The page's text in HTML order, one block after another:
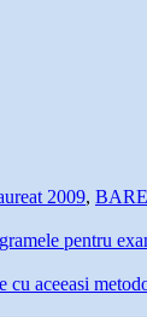
2009,
pentru
cu aceeasi